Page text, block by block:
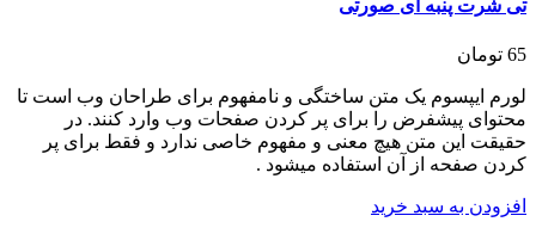
تی شرت پنبه ای صورتی
65 تومان
لورم ایپسوم یک متن ساختگی و نامفهوم برای طراحان وب است تا
محتوای پیشفرض را برای پر کردن صفحات وب وارد کنند. در
حقیقت این متن هیچ معنی و مفهوم خاصی ندارد و فقط برای پر
کردن صفحه از آن استفاده میشود .
افزودن به سبد خرید